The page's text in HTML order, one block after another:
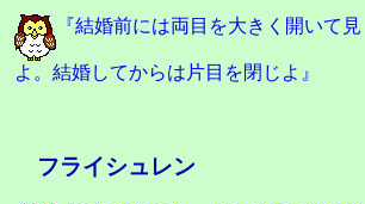
『結婚前には両目を大きく開いて見
よ。結婚してからは片目を閉じよ』
フライシュレン